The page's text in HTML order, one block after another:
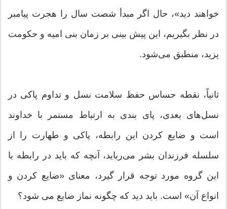
خواهند دید»، حال اگر مبدأ شصت سال را هجرت پیامبر
در نظر بگیریم، این پیش بینی بر زمان بنی امیه و حکومت
یزید، منطبق می‌شود.
ثانیاً، نقطه حساس حفظ سلامت نسل و تداوم پاکی در
نسل‌های بعدی، پای بندی به ارتباط مستمر با خداوند
است و ضایع کردن این رابطه، پاکی و طهارت را از
سلسله فرزندان بشر می‌رباید، آنچه که باید در رابطه با
این گروه مورد توجه قرار گیرد، معنای «ضایع کردن و
انواع آن» است. باید دید که چگونه نماز ضایع می شود؟